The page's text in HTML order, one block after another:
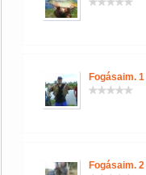
Fogásaim. 1
Fogásaim. 2